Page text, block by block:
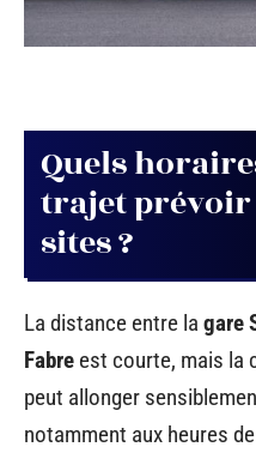
Quels
trajet prévoir
sites ?
La distance entre la gare
Fabre est courte, mais la
peut allonger
notamment aux heures